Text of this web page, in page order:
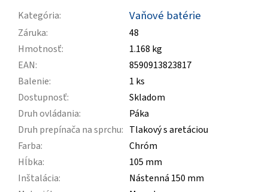
Kategória: Vaňové batérie
Záruka:
48
Hmotnosť:
1.168 kg
EAN:
8590913823817
Balenie:
1 ks
Dostupnosť:
Skladom
Druh ovládania:
Páka
Druh prepínača na sprchu: Tlakový s aretáciou
Farba:
Chróm
Hĺbka:
105 mm
Inštalácia:
Nástenná 150 mm